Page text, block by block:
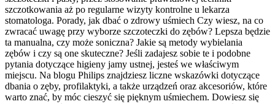
szczotkowania aż po regularne wizyty kontrolne u lekarza
stomatologa. Porady, jak dbać o zdrowy uśmiech Czy wiesz, na co
zwracać uwagę przy wyborze szczoteczki do zębów? Lepsza będzie
ta manualna, czy może soniczna? Jakie są metody wybielania
zębów i czy są one skuteczne? Jeśli zadajesz sobie te i podobne
pytania dotyczące higieny jamy ustnej, jesteś we właściwym
miejscu. Na blogu Philips znajdziesz liczne wskazówki dotyczące
dbania o zęby, profilaktyki, a także urządzeń oraz akcesoriów, które
warto znać, by móc cieszyć się pięknym uśmiechem. Dowiesz się